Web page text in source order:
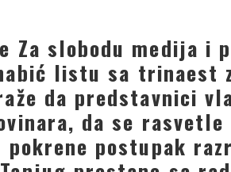
Za slobodu medija i
listu sa trinaest
da predstavnici
da se rasvetle
pokrene postupak